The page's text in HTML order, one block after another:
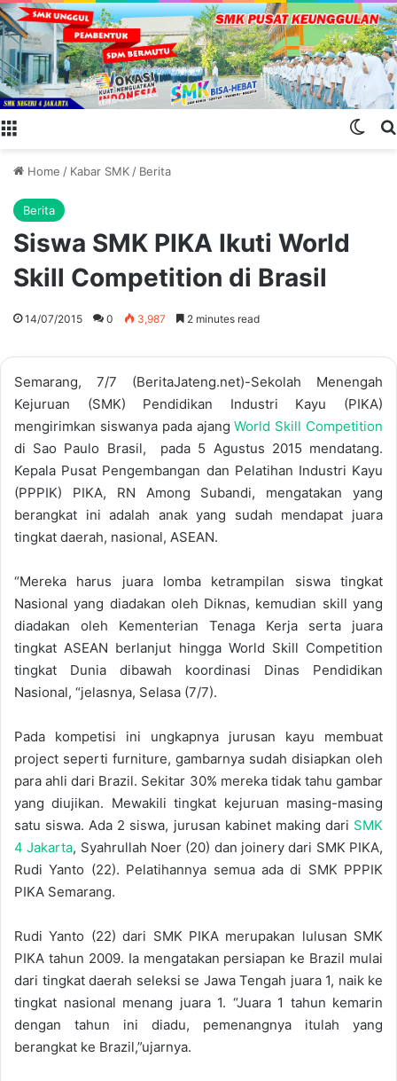
Home / Kabar SMK / Berita
Berita
Siswa SMK PIKA Ikuti World
Skill Competition di Brasil
14/07/2015 0 3,987 2 minutes read
Semarang, 7/7 (BeritaJateng.net)-Sekolah Menengah
Kejuruan (SMK) Pendidikan Industri Kayu (PIKA)
mengirimkan siswanya pada ajangWorld Skill Competition
di Sao Paulo Brasil, pada 5 Agustus 2015 mendatang.
Kepala Pusat Pengembangan dan Pelatihan Industri Kayu
(PPPIK) PIKA, RN Among Subandi, mengatakan yang
berangkat ini adalah anak yang sudah mendapat juara
tingkat daerah, nasional, ASEAN.
“Mereka harus juara lomba ketrampilan siswa tingkat
Nasional yang diadakan oleh Diknas, kemudian skill yang
diadakan oleh Kementerian Tenaga Kerja serta juara
tingkat ASEAN berlanjut hingga World Skill Competition
tingkat Dunia dibawah koordinasi Dinas Pendidikan
Nasional, “jelasnya, Selasa (7/7).
Pada kompetisi ini ungkapnya jurusan kayu membuat
project seperti furniture, gambarnya sudah disiapkan oleh
para ahli dari Brazil. Sekitar 30% mereka tidak tahu gambar
yang diujikan. Mewakili tingkat kejuruan masing-masing
satu siswa. Ada 2 siswa, jurusan kabinet making dari SMK
4 Jakarta, Syahrullah Noer (20) dan joinery dari SMK PIKA,
Rudi Yanto (22). Pelatihannya semua ada di SMK PPPIK
PIKA Semarang.
Rudi Yanto (22) dari SMK PIKA merupakan lulusan SMK
PIKA tahun 2009. Ia mengatakan persiapan ke Brazil mulai
dari tingkat daerah seleksi se Jawa Tengah juara 1, naik ke
tingkat nasional menang juara 1. “Juara 1 tahun kemarin
dengan tahun ini diadu, pemenangnya itulah yang
berangkat ke Brazil,”ujarnya.